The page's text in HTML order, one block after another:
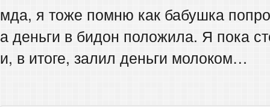
мда, я тоже помню как бабушка
а деньги в бидон положила. Я пока
и, в итоге, залил деньги молоком…